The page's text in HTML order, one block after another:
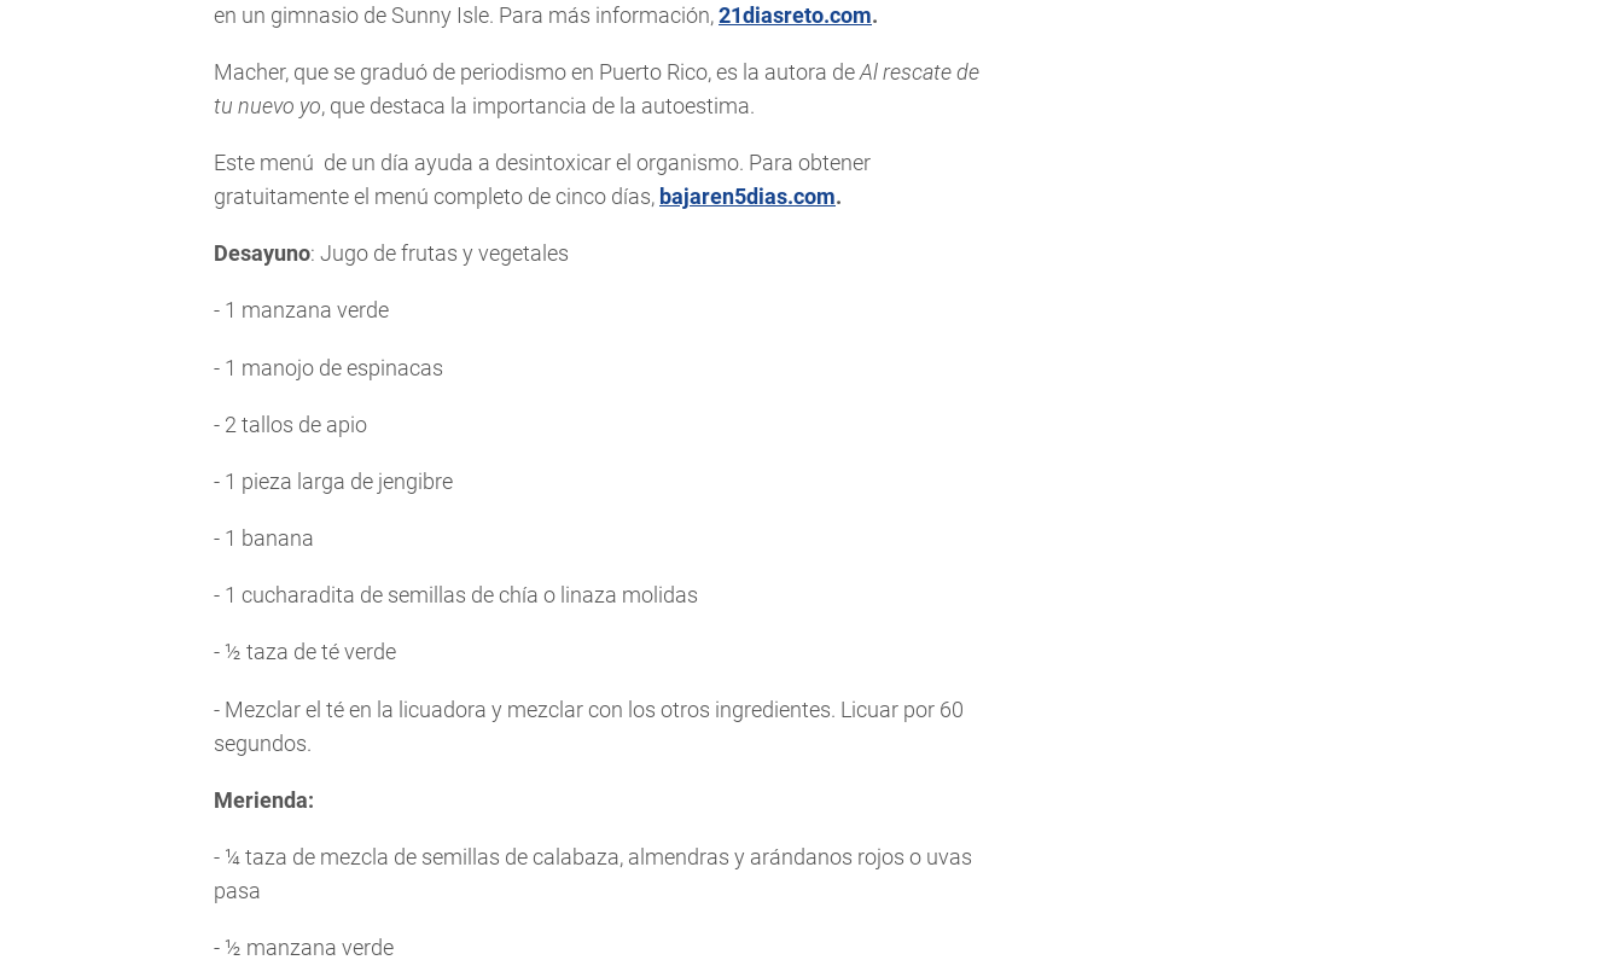
en un gimnasio de Sunny Isle. Para más información,21diasreto.com.
Macher, que se graduó de periodismo en Puerto Rico, es la autora deAl rescate de
tu nuevo yo, que destaca la importancia de la autoestima.
Este menú de un día ayuda a desintoxicar el organismo. Para obtener
gratuitamente el menú completo de cinco días, bajaren5dias.com.
Desayuno: Jugo de frutas y vegetales
- 1 manzana verde
- 1 manojo de espinacas
- 2 tallos de apio
- 1 pieza larga de jengibre
- 1 banana
- 1 cucharadita de semillas de chía o linaza molidas
- ½ taza de té verde
- Mezclar el té en la licuadora y mezclar con los otros ingredientes. Licuar por 60
segundos.
Merienda:
- ¼ taza de mezcla de semillas de calabaza, almendras y arándanos rojos o uvas
pasa
- ½ manzana verde